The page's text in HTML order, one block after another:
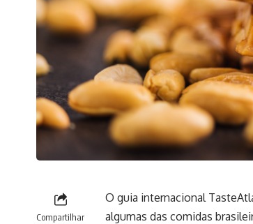
Compartilhar
O guia internacional
algumas das comidas